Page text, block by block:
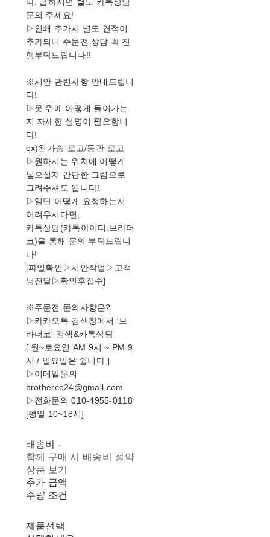
문의 주세요!
▷인쇄 추가시 별도 견적이
추가되니 주문전 상담 꼭 진
행부탁드립니다!!
※시안 관련사항 안내드립니
다!
▷옷 위에 어떻게 들어가는
지 자세한 설명이 필요합니
다!
ex)왼가슴-로고/등판-로고
▷원하시는 위치에 어떻게
넣으실지 간단한 그림으로
그려주셔도 됩니다!
▷일단 어떻게 요청하는지
어려우시다면,
카톡상담(카톡아이디:브라더
코)을 통해 문의 부탁드립니
다!
[파일확인▷시안작업▷고객
님전달▷확인후접수]
※주문전 문의사항은?
▷카카오톡 검색창에서 '브
라더코' 검색&카톡상담
[ 월~토요일 AM 9시 ~ PM 9
시 / 일요일은 쉽니다 ]
▷이메일문의
brotherco24@gmail.com
▷전화문의 010-4955-0118
[평일 10~18시]
배송비 -
함께 구매 시 배송비 절약
상품 보기
추가 금액
수량 조건
제품선택